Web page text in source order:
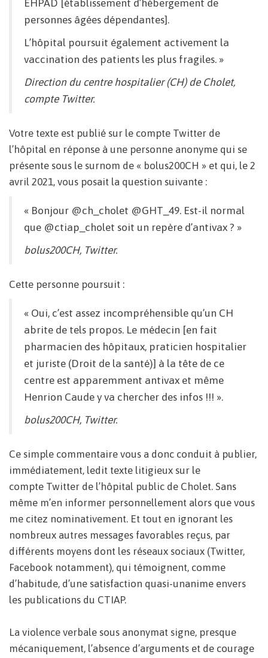
EHPAD [établissement d’hébergement de
personnes âgées dépendantes].
L’hôpital poursuit également activement la
vaccination des patients les plus fragiles. »
Direction du centre hospitalier (CH) de Cholet,
compte Twitter.
Votre texte est publié sur le compte Twitter de
l’hôpital en réponse à une personne anonyme qui se
présente sous le surnom de « bolus200CH » et qui, le 2
avril 2021, vous posait la question suivante :
« Bonjour @ch_cholet @GHT_49. Est-il normal
que @ctiap_cholet soit un repère d’antivax ? »
bolus200CH, Twitter.
Cette personne poursuit :
« Oui, c’est assez incompréhensible qu’un CH
abrite de tels propos. Le médecin [en fait
pharmacien des hôpitaux, praticien hospitalier
et juriste (Droit de la santé)] à la tête de ce
centre est apparemment antivax et même
Henrion Caude y va chercher des infos !!! ».
bolus200CH, Twitter.
Ce simple commentaire vous a donc conduit à publier,
immédiatement, ledit texte litigieux sur le
compte Twitter de l’hôpital public de Cholet. Sans
même m’en informer personnellement alors que vous
me citez nominativement. Et tout en ignorant les
nombreux autres messages favorables reçus, par
différents moyens dont les réseaux sociaux (Twitter,
Facebook notamment), qui témoignent, comme
d’habitude, d’une satisfaction quasi-unanime envers
les publications du CTIAP.
La violence verbale sous anonymat signe, presque
mécaniquement, l’absence d’arguments et de courage